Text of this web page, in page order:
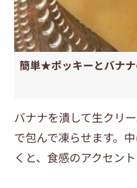
簡単★ポッキーとバナ
バナナを潰して生クリ
で包んで凍らせます。
くと、食感のアクセン